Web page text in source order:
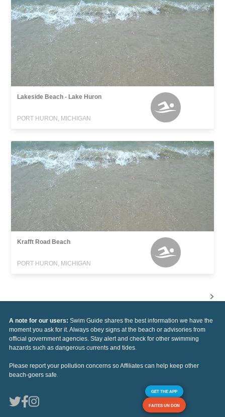
Lakeside Beach - Lake Huron
PORT HURON, MICHIGAN
Krafft Road Beach
PORT HURON, MICHIGAN
A note for our users: Swim Guide shares the best information we have the
moment you ask for it. Always obey signs at the beach or advisories from
official government agencies. Stay alert and check for other swimming
hazards such as dangerous currents and tides.
Please report your pollution concerns so Affiliates can help keep other
beach-goers safe.
GET THE APP
FAITES UN DON